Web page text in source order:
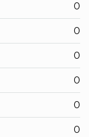
0
0
0
0
0
0